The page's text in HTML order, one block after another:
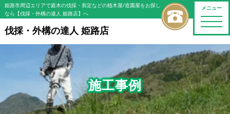
メニュー
toggle
姫路市周辺エリアで庭木の伐採・剪定などの植木屋/造園屋をお探し
なら【伐採・外構の達人 姫路店】へ
伐採・外構の達人 姫路店
施工事例